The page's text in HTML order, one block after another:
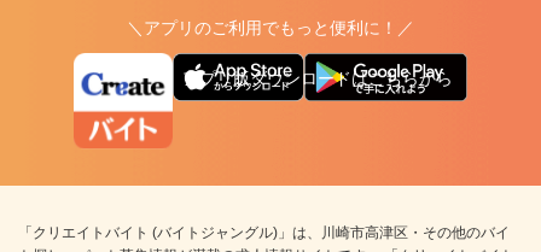
＼アプリのご利用でもっと便利に！／
アプリ版ダウンロードはこちらから
「クリエイトバイト (バイトジャングル)」は、川崎市高津区・その他のバイ